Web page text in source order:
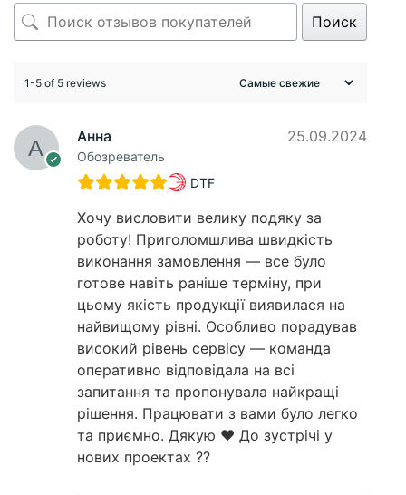
Поиск
1-5 of 5 reviews
Анна
Обозреватель
25.09.2024
DTF
Хочу висловити велику подяку за
роботу! Приголомшлива швидкість
виконання замовлення — все було
готове навіть раніше терміну, при
цьому якість продукції виявилася на
найвищому рівні. Особливо порадував
високий рівень сервісу — команда
оперативно відповідала на всі
запитання та пропонувала найкращі
рішення. Працювати з вами було легко
та приємно. Дякую ❤️ До зустрічі у
нових проектах ??